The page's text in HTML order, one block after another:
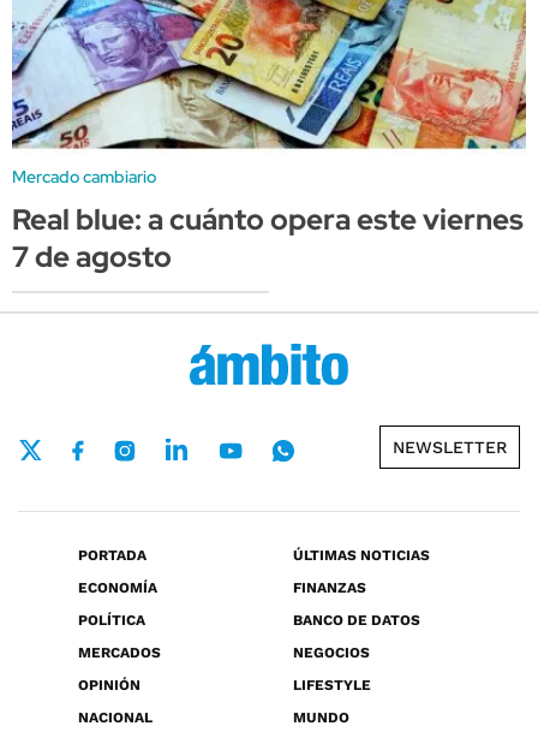
Mercado cambiario
Real blue: a cuánto opera este viernes
7 de agosto
NEWSLETTER
PORTADA
ÚLTIMAS NOTICIAS
ECONOMÍA
FINANZAS
POLÍTICA
BANCO DE DATOS
MERCADOS
NEGOCIOS
OPINIÓN
LIFESTYLE
NACIONAL
MUNDO